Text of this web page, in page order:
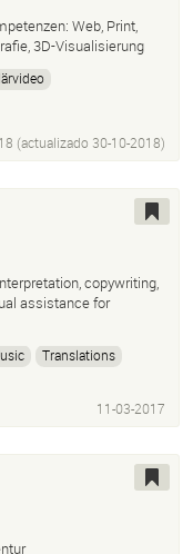
Web, Print,
3D-Visualisierung
Print
(actualizado 30-10-2018)
copywriting,
assistance for
Translations
11-03-2017